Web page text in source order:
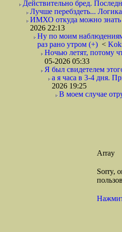
Действительно бред.
Лучше перебздеть...
ИМХО откуда можно знать
2026 22:13
Ну по моим
раз рано утром (+) <
Ночью летят,
05-2026 05:33
Я был свидетелем
а я часа в 3-4 дня.
2026 19:25
В моем случае
Array
Sorry,